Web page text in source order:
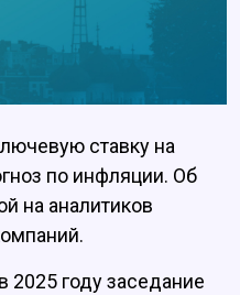
ставку на
по инфляции. Об
на аналитиков
2025 году заседание